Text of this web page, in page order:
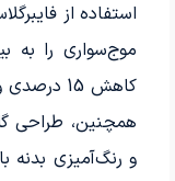
استفاده از
موج‌سواری را به
کاهش
همچنین، طراحی
و رنگ‌آمیزی بدنه